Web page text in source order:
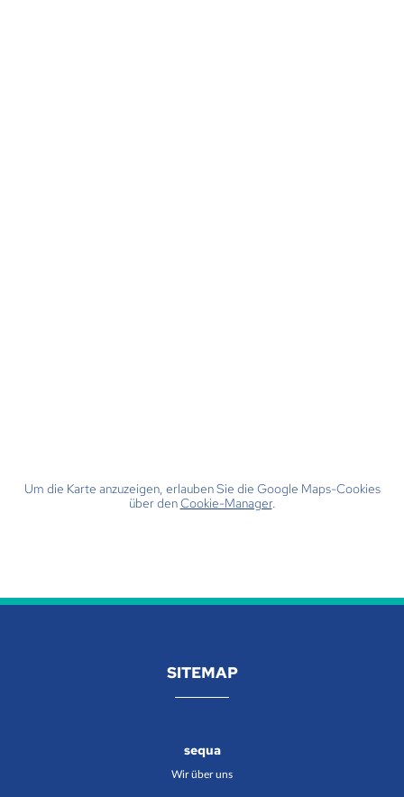
Um die Karte anzuzeigen, erlauben Sie die Google Maps-Cookies
über denCookie-Manager.
SITEMAP
sequa
Wir über uns